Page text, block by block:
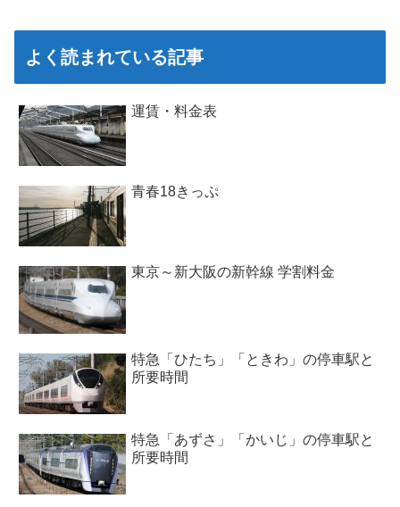
よく読まれている記事
運賃・料金表
青春18きっぷ
東京～新大阪の新幹線 学割料金
特急「ひたち」「ときわ」の停車駅と
所要時間
特急「あずさ」「かいじ」の停車駅と
所要時間